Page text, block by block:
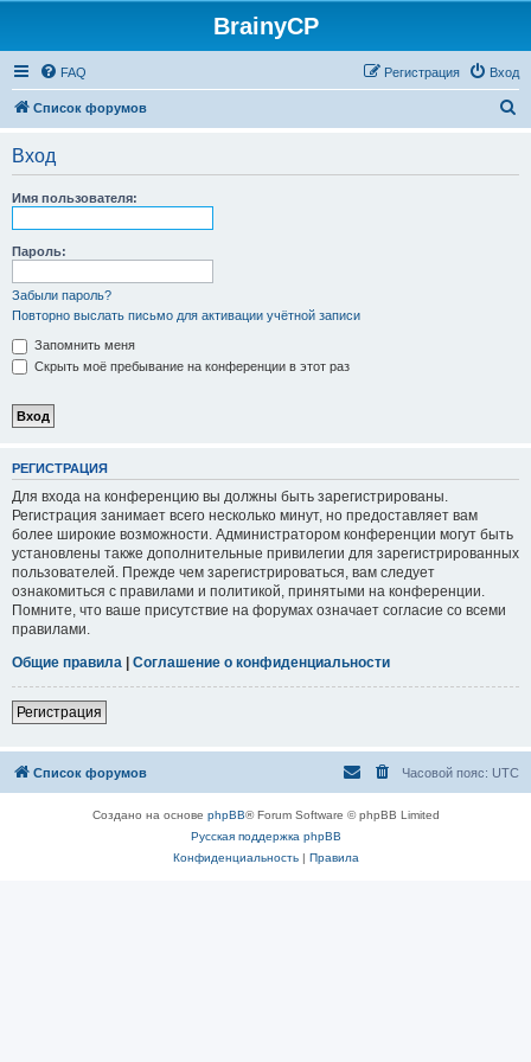
BrainyCP
FAQ Вход
Регистрация
Список форумов
Вход
Имя пользователя:
Пароль:
Забыли пароль?
Повторно выслать письмо для активации учётной записи
Запомнить меня
Скрыть моё пребывание на конференции в этот раз
РЕГИСТРАЦИЯ
Для входа на конференцию вы должны быть зарегистрированы.
Регистрация занимает всего несколько минут, но предоставляет вам
более широкие возможности. Администратором конференции могут быть
установлены также дополнительные привилегии для зарегистрированных
пользователей. Прежде чем зарегистрироваться, вам следует
ознакомиться с правилами и политикой, принятыми на конференции.
Помните, что ваше присутствие на форумах означает согласие со всеми
правилами.
Общие правила | Соглашение о конфиденциальности
Регистрация
Список форумов Часовой пояс: UTC
Создано на основе phpBB® Forum Software © phpBB Limited
Русская поддержка phpBB
Конфиденциальность| Правила